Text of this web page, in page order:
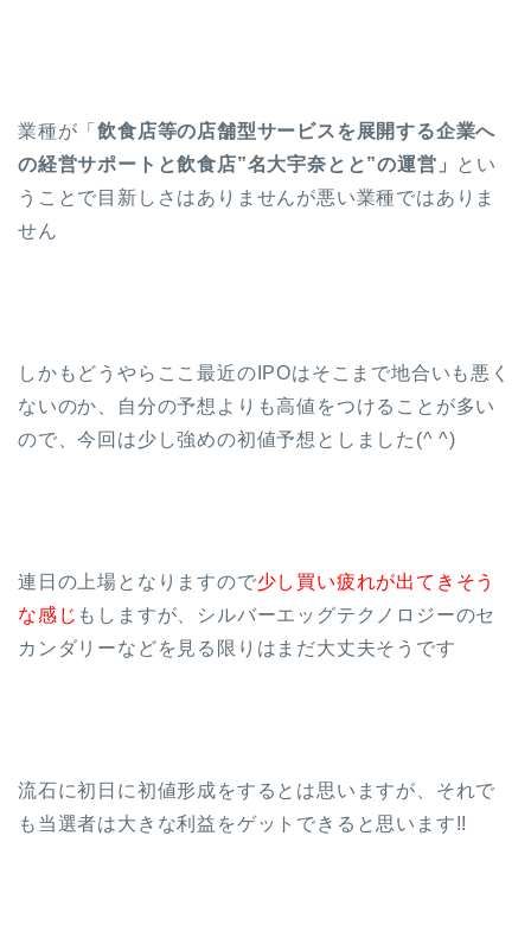
業種が「飲食店等の店舗型サービスを展開する企業へ
の経営サポートと飲食店”名大宇奈とと”の運営」
とい
うことで目新しさはありませんが悪い業種ではありま
せん
しかもどうやらここ最近のIPOはそこまで地合いも悪く
ないのか、自分の予想よりも高値をつけることが多い
ので、今回は少し強めの初値予想としました(^ ^)
連日の上場となりますので少し買い疲れが出てきそう
な感じ もしますが、シルバーエッグテクノロジーのセ
カンダリーなどを見る限りはまだ大丈夫そうです
流石に初日に初値形成をするとは思いますが、それで
も当選者は大きな利益をゲットできると思います!!